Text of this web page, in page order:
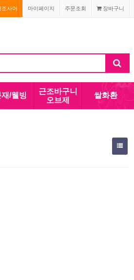
장바구니
주문조회
마이페이지
조사어
/웰빙
근조바구니
오브제
쌀화환